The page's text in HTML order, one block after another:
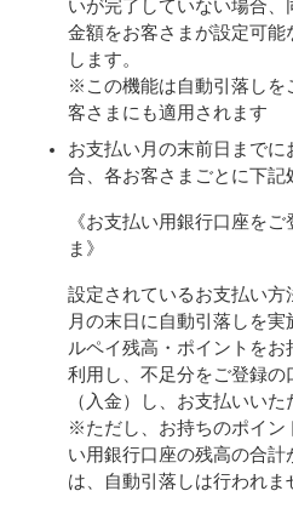
いが完了していない場合
金額をお客さまが設定可
します。
※この機能は自動引落しを
客さまにも適用されます
お支払い月の末前日まで
合、各お客さまごとに下記
《お支払い用銀行口座を
ま》
設定されているお支払い
月の末日に自動引落しを
ルペイ残高・ポイントを
利用し、不足分をご登録
（入金）し、お支払いいた
※ただし、お持ちのポイン
い用銀行口座の残高の合
は、自動引落しは行われま